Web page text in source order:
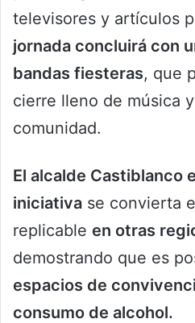
televisores y artículos
jornada concluirá con
bandas fiesteras, que
cierre lleno de música
comunidad.
El alcalde Castiblanco
iniciativa se convierta
replicable en otras
demostrando que es
espacios de
consumo de alcohol.